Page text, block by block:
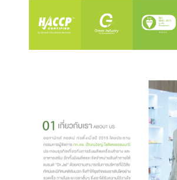
CHECK| BACKEND| LOG IN